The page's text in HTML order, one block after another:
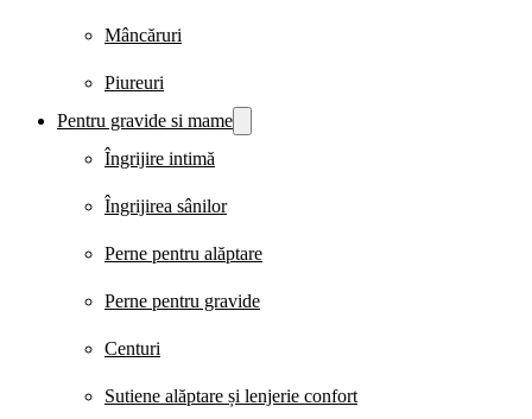
Mâncăruri
Piureuri
Pentru gravide si mame
Îngrijire intimă
Îngrijirea sânilor
Perne pentru alăptare
Perne pentru gravide
Centuri
Sutiene alăptare și lenjerie confort